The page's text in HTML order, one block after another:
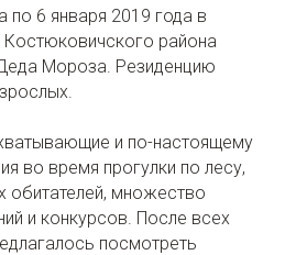
по 6 января 2019 года в
Костюковичского района
Мороза. Резиденцию
и по-настоящему
во время прогулки по лесу,
обитателей, множество
и конкурсов. После всех
посмотреть